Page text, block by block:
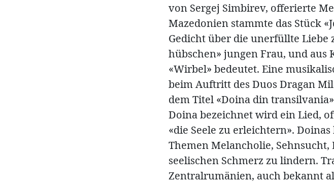
von Sergej Simbirev, offerierte
Mazedonien stammte das Stück
Gedicht über die unerfüllte Liebe
hübschen» jungen Frau, und aus
«Wirbel» bedeutet. Eine
beim Auftritt des Duos Dragan
dem Titel «Doina din
Doina bezeichnet wird ein Lied,
«die Seele zu erleichtern».
Themen Melancholie,
seelischen Schmerz zu lindern.
Zentralrumänien, auch bekannt